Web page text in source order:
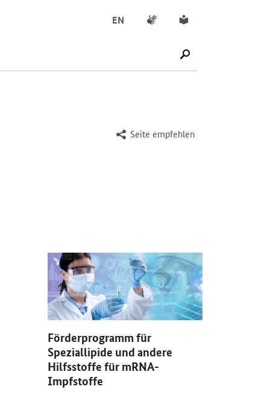
SUCHE STARTEN
EN Gebärdensprache
Leichte Sprache
Seite empfehlen
Förderprogramm für
Speziallipide und andere
Hilfsstoffe für mRNA-
Impfstoffe
Öffnet Einzelsicht